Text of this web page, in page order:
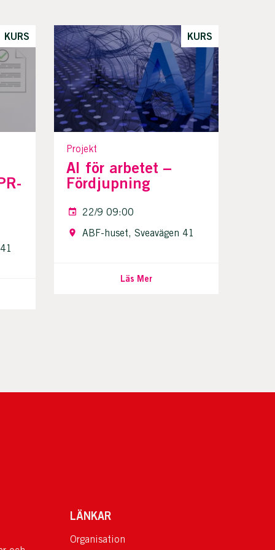
KURS KURS
Projekt
AI för arbetet –
Fördjupning
22/9 09:00
ABF-huset, Sveavägen 41
Läs Mer
LÄNKAR
Organisation